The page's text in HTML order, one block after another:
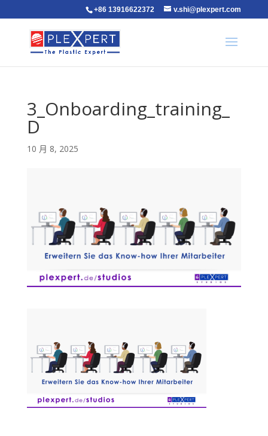
+86 13916622372 v.shi@plexpert.com
3_Onboarding_training_
D
10 月 8, 2025